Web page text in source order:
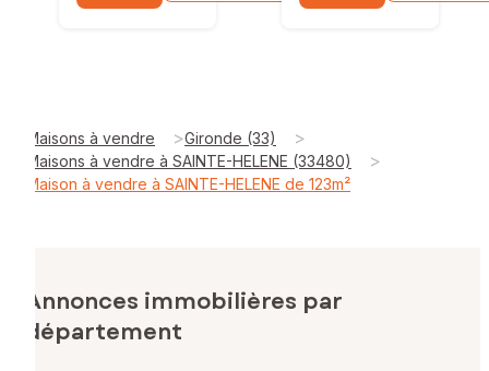
Maisons à vendre >Gironde (33) >
Maisons à vendre à SAINTE-HELENE (33480) >
Maison à vendre à SAINTE-HELENE de 123m²
Annonces immobilières par
département